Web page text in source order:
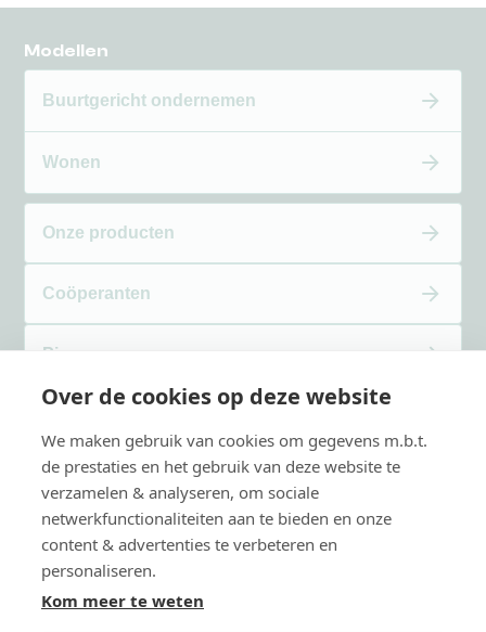
Over de cookies op deze website
We maken gebruik van cookies om gegevens m.b.t.
de prestaties en het gebruik van deze website te
verzamelen & analyseren, om sociale
netwerkfunctionaliteiten aan te bieden en onze
content & advertenties te verbeteren en
personaliseren.
Kom meer te weten
Modellen
Buurtgericht ondernemen
Wonen
Onze producten
Coöperanten
Pigas
Over Kwaito
Contact